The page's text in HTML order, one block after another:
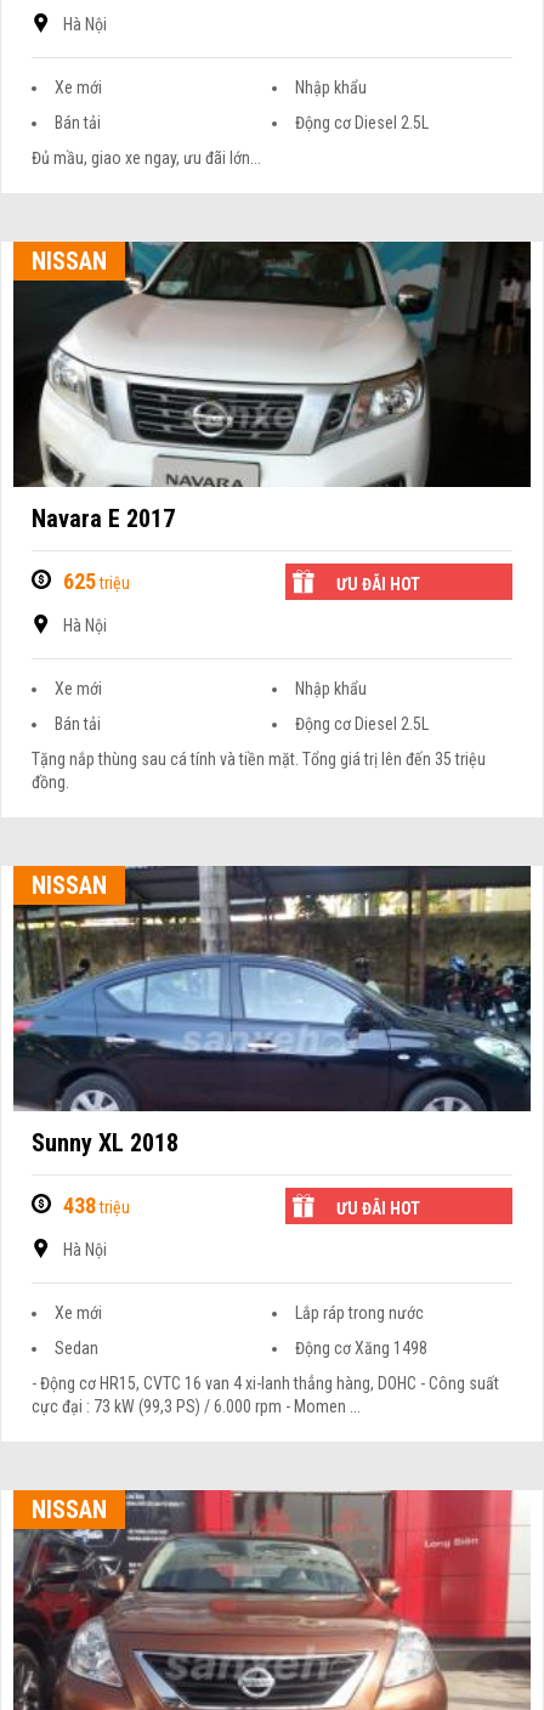
Hà Nội
Xe mới
Nhập khẩu
Bán tải
Động cơ Diesel 2.5L
Đủ mầu, giao xe ngay, ưu đãi lớn...
NISSAN
Navara E 2017
625triệu ƯU ĐÃI HOT
Hà Nội
Xe mới
Nhập khẩu
Bán tải
Động cơ Diesel 2.5L
Tặng nắp thùng sau cá tính và tiền mặt. Tổng giá trị lên đến 35 triệu
đồng.
NISSAN
Sunny XL 2018
438triệu ƯU ĐÃI HOT
Hà Nội
Xe mới
Lắp ráp trong nước
Sedan
Động cơ Xăng 1498
- Động cơ HR15, CVTC 16 van 4 xi-lanh thẳng hàng, DOHC - Công suất
cực đại : 73 kW (99,3 PS) / 6.000 rpm - Momen ...
NISSAN